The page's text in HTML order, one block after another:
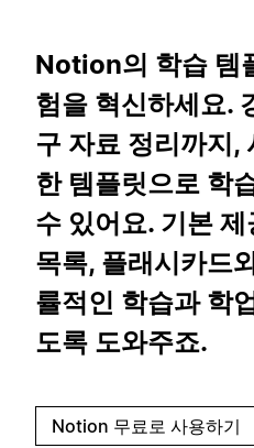
Notion의 학습 템
험을 혁신하세요.
구 자료 정리까지,
한 템플릿으로 학
수 있어요. 기본
목록, 플래시카드
률적인 학습과 학
도록 도와주죠.
Notion 무료로 사용하기